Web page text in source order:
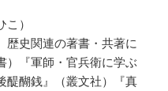
）
歴史関連の著書・共著に
）『軍師・官兵衛に学ぶ
醍醐銭』（叢文社）『真